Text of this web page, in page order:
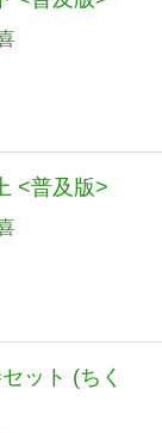
<普及版>
ット (ちく